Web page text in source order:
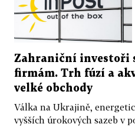
Zahraniční investoři
firmám. Trh fúzí a
velké obchody
Válka na Ukrajině,
vyšších úrokových sazeb v